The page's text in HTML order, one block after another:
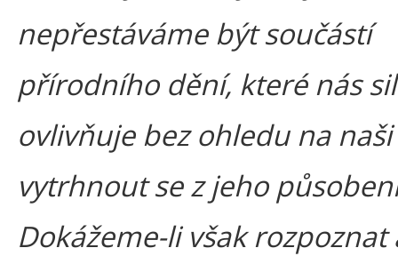
nepřestáváme být součástí
přírodního dění, které nás
ovlivňuje bez ohledu na
vytrhnout se z jeho
Dokážeme-li však rozpoznat